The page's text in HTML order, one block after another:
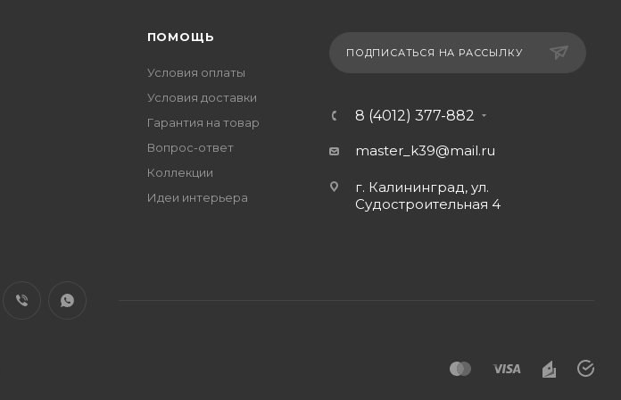
ПОМОЩЬ
Условия оплаты
Условия доставки
Гарантия на товар
Вопрос-ответ
Коллекции
Идеи интерьера
ПОДПИСАТЬСЯ НА РАССЫЛКУ
8 (4012) 377-882
master_k39@mail.ru
г. Калининград, ул.
Судостроительная 4